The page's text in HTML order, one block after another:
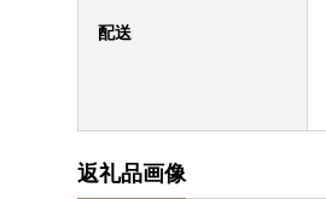
配送
返礼品画像